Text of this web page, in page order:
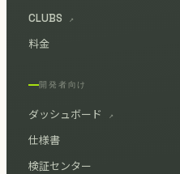
CLUBS
↗
料金
開発者向け
ダッシュボード ↗
仕様書
検証センター